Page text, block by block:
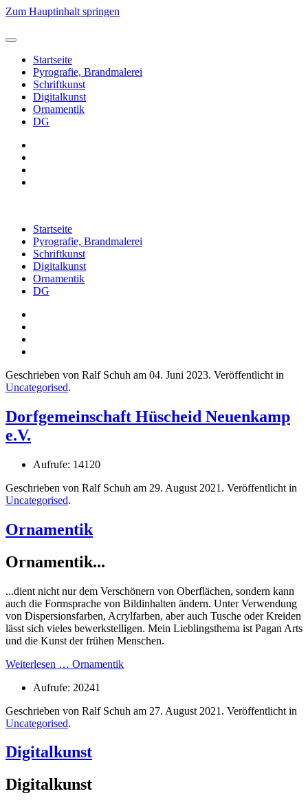
Zum Hauptinhalt springen
Startseite
Pyrografie, Brandmalerei
Schriftkunst
Digitalkunst
Ornamentik
DG
Startseite
Pyrografie, Brandmalerei
Schriftkunst
Digitalkunst
Ornamentik
DG
Geschrieben von Ralf Schuh am 04. Juni 2023. Veröffentlicht in
Uncategorised.
Dorfgemeinschaft Hüscheid Neuenkamp
e.V.
Aufrufe: 14120
Geschrieben von Ralf Schuh am 29. August 2021 . Veröffentlicht in
Uncategorised.
Ornamentik
Ornamentik...
...dient nicht nur dem Verschönern von Oberflächen, sondern kann
auch die Formsprache von Bildinhalten ändern. Unter Verwendung
von Dispersionsfarben, Acrylfarben, aber auch Tusche oder Kreiden
lässt sich vieles bewerkstelligen. Mein Lieblingsthema ist Pagan Arts
und die Kunst der frühen Menschen.
Weiterlesen … Ornamentik
Aufrufe: 20241
Geschrieben von Ralf Schuh am 27. August 2021 . Veröffentlicht in
Uncategorised.
Digitalkunst
Digitalkunst